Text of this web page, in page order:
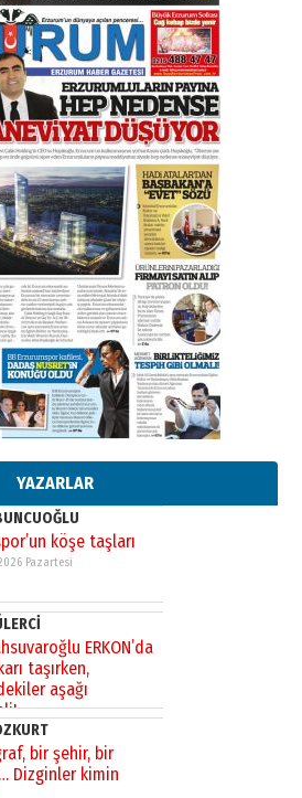
YAZARLAR
bir şehir, bir
Dizginler kimin
Salı
DEĞİL, BİR ÖMÜR
“NEDEN
Salı
YAZICI
bir Alperen…
idi… Hakka yürüdü.!
Perşembe
hatıralarıyla
Faruk Terzioğlu!
Çarşamba
AÇILAN SESİ
köşe taşları
Pazartesi
ERKON’da
taşırken,
aşağı
bir şehir, bir
Dizginler kimin